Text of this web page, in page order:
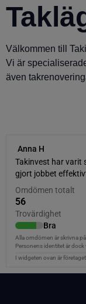
Välkommen till
Vi är
även